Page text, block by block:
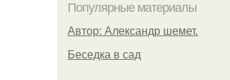
Популярные материалы
Автор: Александр шемет.
Беседка в сад